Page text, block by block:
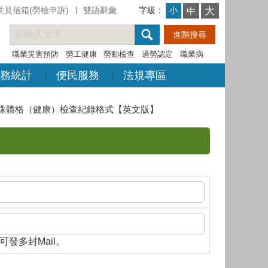
見信箱(勞檢申訴) 雙語辭彙 字級： 小 中 大
職業災害預防 勞工健康 勞動檢查 過勞認定 職業病
統計 便民服務 法規專區
體格（健康）檢查紀錄格式【英文版】
發多封Mail。